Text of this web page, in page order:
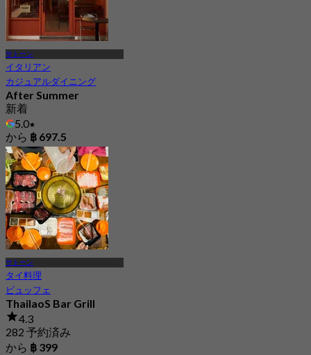
サトーン
イタリアン
カジュアルダイニング
After Summer
新着
5.0
から ฿ 697.5
サトーン
タイ料理
ビュッフェ
ThailaoS Bar Grill
4.3
282 予約済み
から ฿ 399